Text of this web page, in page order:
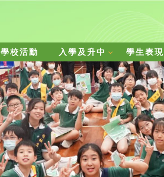
學校活動 入學及升中 學生表現